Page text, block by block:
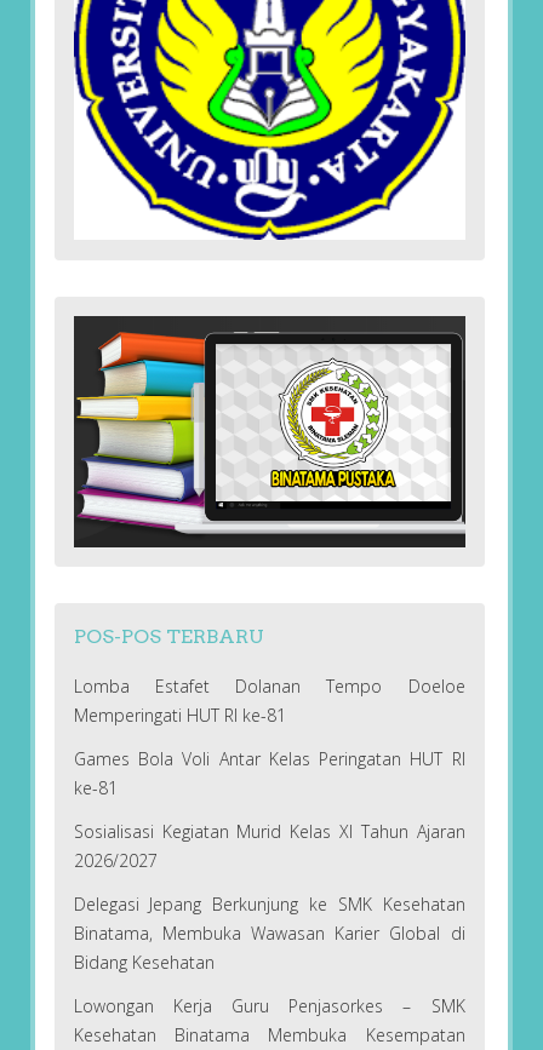
POS-POS TERBARU
Lomba Estafet Dolanan Tempo Doeloe
Memperingati HUT RI ke-81
Games Bola Voli Antar Kelas Peringatan HUT RI
ke-81
Sosialisasi Kegiatan Murid Kelas XI Tahun Ajaran
2026/2027
Delegasi Jepang Berkunjung ke SMK Kesehatan
Binatama, Membuka Wawasan Karier Global di
Bidang Kesehatan
Lowongan Kerja Guru Penjasorkes – SMK
Kesehatan Binatama Membuka Kesempatan